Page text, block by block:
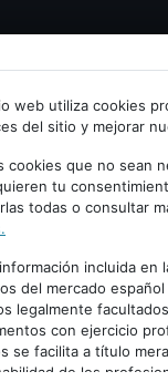
a
tu Email
o regístrate con tu
web utiliza cookies
del sitio y mejorar
cookies que no sean
tu
todas o consultar
incluida en
del mercado
legalmente
con ejercicio
se facilita a título
de los